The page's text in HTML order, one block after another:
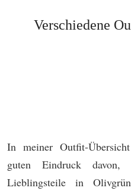
Verschiedene
In meiner Outfit-
guten Eindruck
Lieblingsteile in